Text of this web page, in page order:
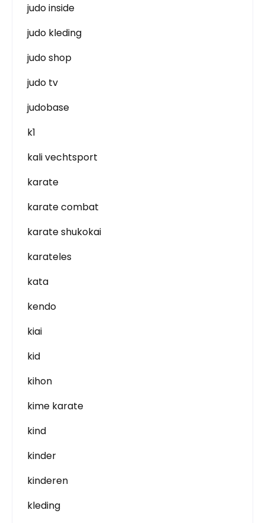
judo inside
judo kleding
judo shop
judo tv
judobase
k1
kali vechtsport
karate
karate combat
karate shukokai
karateles
kata
kendo
kiai
kid
kihon
kime karate
kind
kinder
kinderen
kleding